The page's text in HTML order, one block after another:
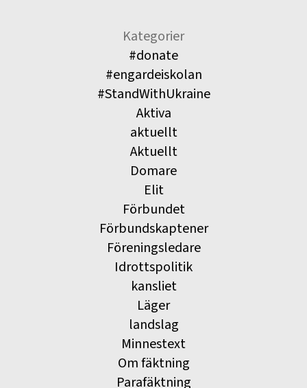
Kategorier
#donate
#engardeiskolan
#StandWithUkraine
Aktiva
aktuellt
Aktuellt
Domare
Elit
Förbundet
Förbundskaptener
Föreningsledare
Idrottspolitik
kansliet
Läger
landslag
Minnestext
Om fäktning
Parafäktning